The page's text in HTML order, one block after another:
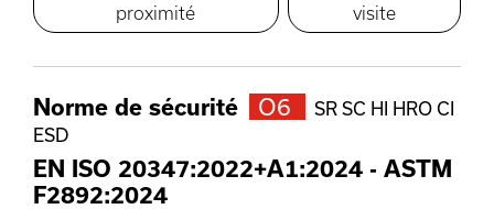
proximité
visite
Norme de sécurité O6
SR SC HI HRO CI
ESD
EN ISO 20347:2022+A1:2024 - ASTM
F2892:2024